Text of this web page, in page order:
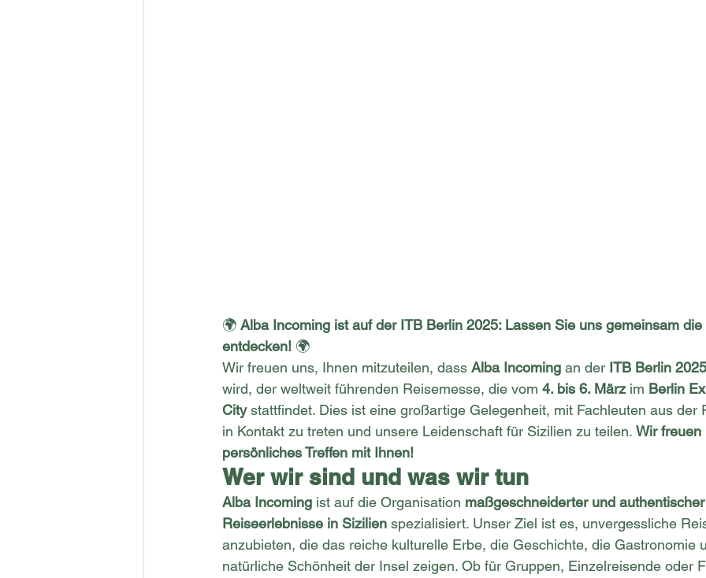
🌍 Alba Incoming ist auf der ITB Berlin 2025: Lassen Sie uns gemeinsam
entdecken! 🌍
Wir freuen uns, Ihnen mitzuteilen, dass Alba Incoming an der ITB Berlin 2025
wird, der weltweit führenden Reisemesse, die vom 4. bis 6. März im Berlin
City stattfindet. Dies ist eine großartige Gelegenheit, mit Fachleuten aus der
in Kontakt zu treten und unsere Leidenschaft für Sizilien zu teilen. Wir
persönliches Treffen mit Ihnen!
Wer wir sind und was wir tun
Alba Incoming ist auf die Organisation maßgeschneiderter und
Reiseerlebnisse in Sizilien spezialisiert. Unser Ziel ist es, unvergessliche
anzubieten, die das reiche kulturelle Erbe, die Geschichte, die Gastronomie
natürliche Schönheit der Insel zeigen. Ob für Gruppen, Einzelreisende oder